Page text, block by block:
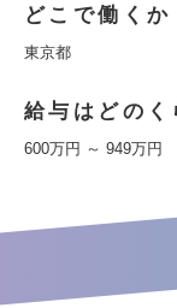
どこで働くか
東京都
給与はどのく
600万円 ～ 949万円